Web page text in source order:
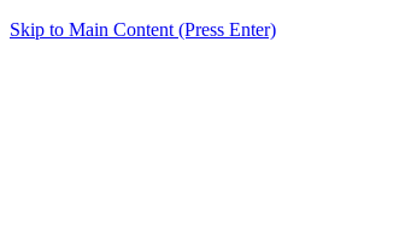
Skip to Main Content (Press Enter)